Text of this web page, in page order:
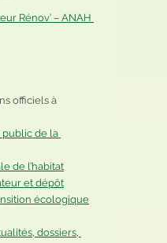
Rénov’ – ANAH
officiels à
public de la
de l’habitat
et dépôt
écologique
dossiers,